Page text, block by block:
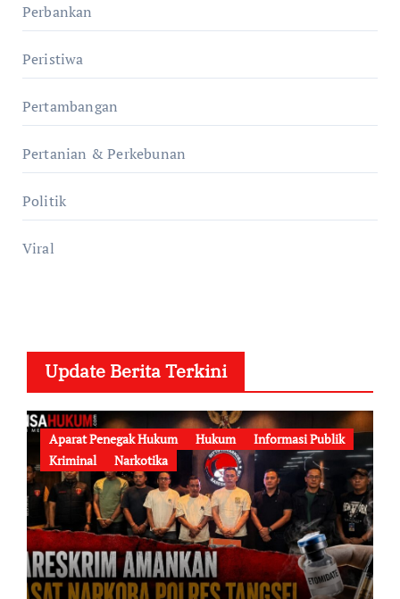
Perbankan
Peristiwa
Pertambangan
Pertanian & Perkebunan
Politik
Viral
Update Berita Terkini
Aparat Penegak Hukum Hukum
Informasi Publik
Kriminal
Narkotika